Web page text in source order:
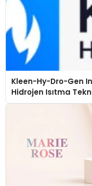
Kleen-Hy-Dro-Gen
Hidrojen Isıtma
Düzenleyici